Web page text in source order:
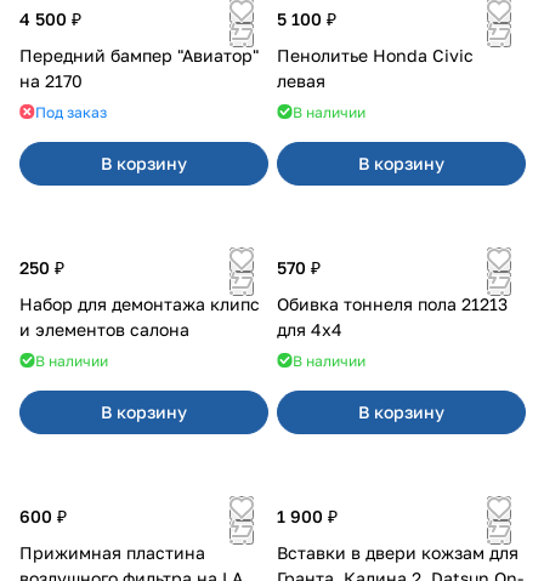
4 500 ₽
Передний бампер "Авиатор"
на 2170
Под заказ
В корзину
5 100 ₽
Пенолитье Honda Civic
левая
В наличии
В корзину
250 ₽
Набор для демонтажа клипс
и элементов салона
В наличии
В корзину
570 ₽
Обивка тоннеля пола 21213
для 4x4
В наличии
В корзину
600 ₽
Прижимная пластина
1 900 ₽
Вставки в двери кожзам для